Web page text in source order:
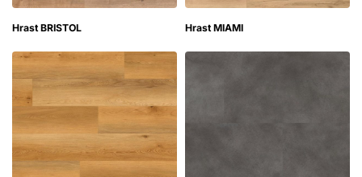
Hrast BRISTOL Hrast MIAMI